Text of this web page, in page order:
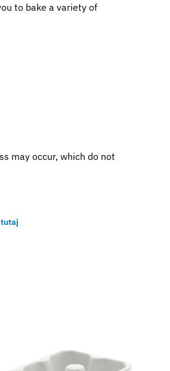
to bake a variety of
may occur, which do not